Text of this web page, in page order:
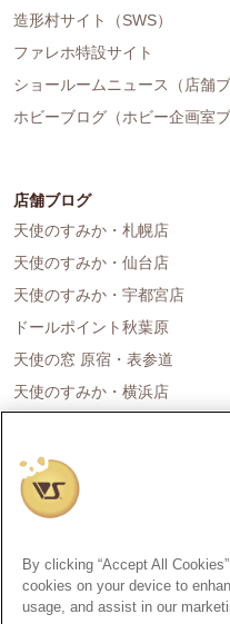
造形村サイト（SWS）
ファレホ特設サイト
ショールームニュース（店舗ブ
ホビーブログ（ホビー企画室ブ
店舗ブログ
天使のすみか・札幌店
天使のすみか・仙台店
天使のすみか・宇都宮店
ドールポイント秋葉原
天使の窓 原宿・表参道
天使のすみか・横浜店
天使の里 霞中庵
ドールポイント大阪
天使のすみか・神戸店
天使のすみか・福岡店
By clicking “Accept All
cookies on your device to
usage, and assist in our